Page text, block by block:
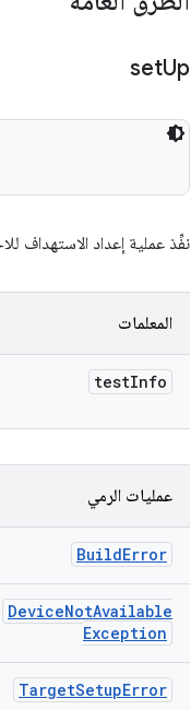
setUp
نفِّذ عملية إعداد الاستهداف
المعلمات
testInfo
عمليات الرمي
BuildError
DeviceNotAvailable
Exception
TargetSetupError